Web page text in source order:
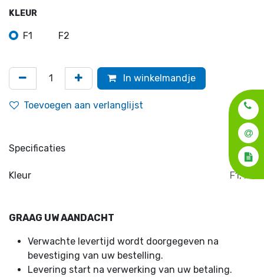
KLEUR
F1 F2
In winkelmandje
Toevoegen aan verlanglijst
Specificaties
Kleur F1,F2
GRAAG UW AANDACHT
Verwachte levertijd wordt doorgegeven na
bevestiging van uw bestelling.
Levering start na verwerking van uw betaling.